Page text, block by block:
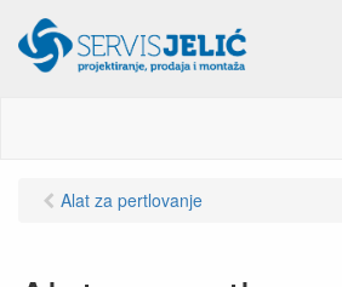
Alat za pertlovanje